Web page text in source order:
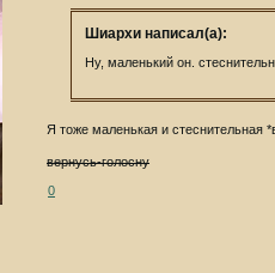
Шиархи написал(а):
Ну, маленький он.
Я тоже маленькая и стеснительная
вернусь-голосну
0